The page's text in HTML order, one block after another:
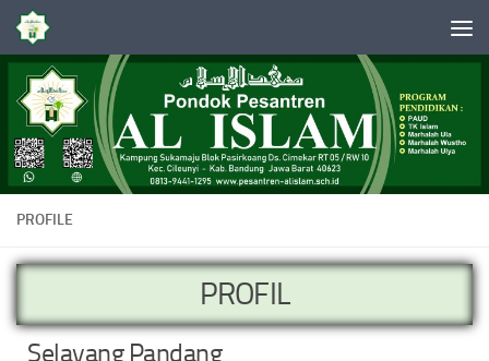
Skip to content
PROFILE
PROFIL
Selayang Pandang